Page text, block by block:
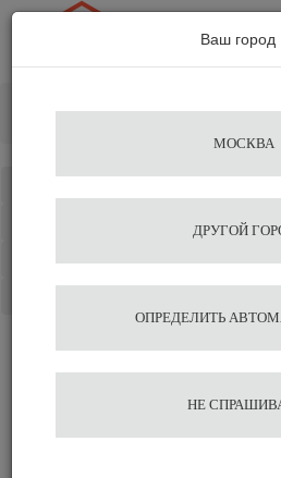
кофемолка
Ваш город
МОСКВА
ДРУГОЙ
ОПРЕДЕЛИТЬ
НЕ